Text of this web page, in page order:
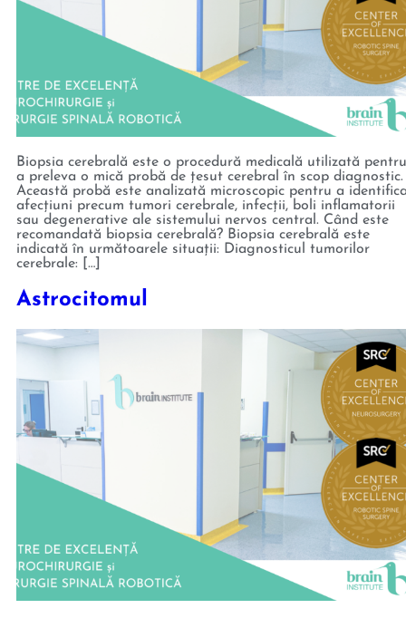
Biopsia cerebrală este o procedură medicală utilizată pentru
a preleva o mică probă de țesut cerebral în scop diagnostic.
Această probă este analizată microscopic pentru a
afecțiuni precum tumori cerebrale, infecții, boli inflamatorii
sau degenerative ale sistemului nervos central. Când este
recomandată biopsia cerebrală? Biopsia cerebrală este
indicată în următoarele situații: Diagnosticul tumorilor
cerebrale: […]
Astrocitomul